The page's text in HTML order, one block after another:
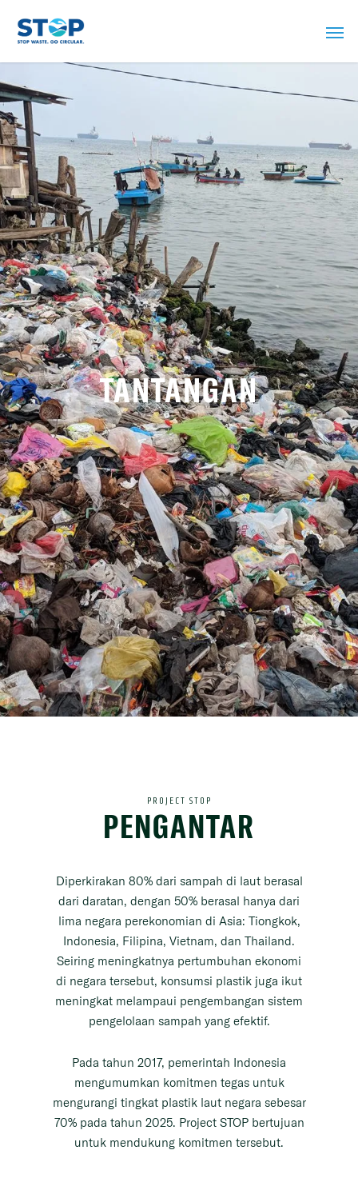
TANTANGAN
PROJECT STOP
PENGANTAR
Diperkirakan 80% dari sampah di laut berasal
dari daratan, dengan 50% berasal hanya dari
lima negara perekonomian di Asia: Tiongkok,
Indonesia, Filipina, Vietnam, dan Thailand.
Seiring meningkatnya pertumbuhan ekonomi
di negara tersebut, konsumsi plastik juga ikut
meningkat melampaui pengembangan sistem
pengelolaan sampah yang efektif.
Pada tahun 2017, pemerintah Indonesia
mengumumkan komitmen tegas untuk
mengurangi tingkat plastik laut negara sebesar
70% pada tahun 2025. Project STOP bertujuan
untuk mendukung komitmen tersebut.